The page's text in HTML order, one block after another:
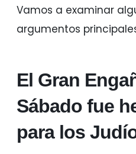
Vamos a examinar
argumentos
El Gran
Sábado fue
para los